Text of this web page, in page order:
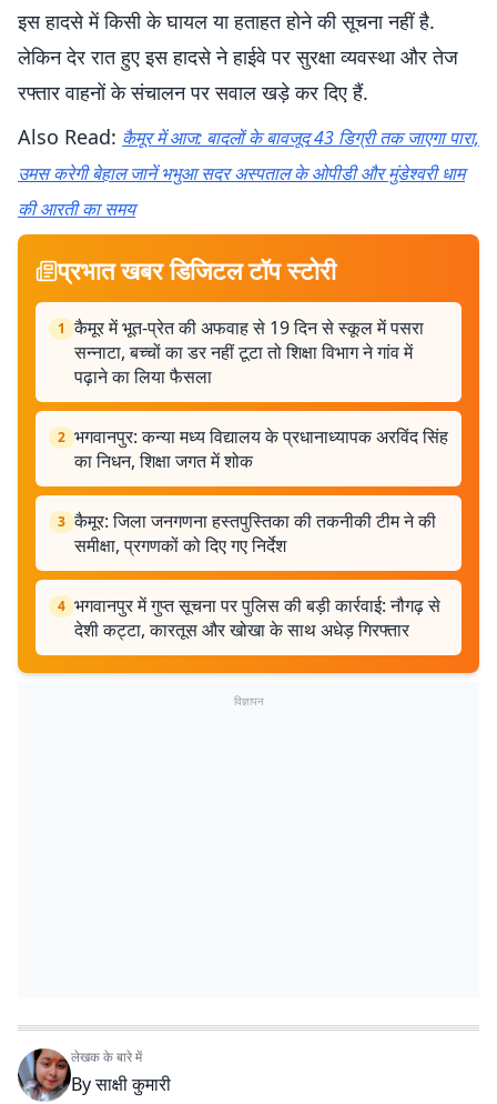
इस हादसे में किसी के घायल या हताहत होने की सूचना नहीं है.
लेकिन देर रात हुए इस हादसे ने हाईवे पर सुरक्षा व्यवस्था और तेज
रफ्तार वाहनों के संचालन पर सवाल खड़े कर दिए हैं.
Also Read: कैमूर में आज: बादलों के बावजूद 43 डिग्री तक जाएगा पारा,
उमस करेगी बेहाल जानें भभुआ सदर अस्पताल के ओपीडी और मुंडेश्वरी धाम
की आरती का समय
प्रभात खबर डिजिटल टॉप स्टोरी
1 कैमूर में भूत-प्रेत की अफवाह से 19 दिन से स्कूल में पसरा
सन्नाटा, बच्चों का डर नहीं टूटा तो शिक्षा विभाग ने गांव में
पढ़ाने का लिया फैसला
2 भगवानपुर: कन्या मध्य विद्यालय के प्रधानाध्यापक अरविंद सिंह
का निधन, शिक्षा जगत में शोक
3 कैमूर: जिला जनगणना हस्तपुस्तिका की तकनीकी टीम ने की
समीक्षा, प्रगणकों को दिए गए निर्देश
4 भगवानपुर में गुप्त सूचना पर पुलिस की बड़ी कार्रवाई: नौगढ़ से
देशी कट्टा, कारतूस और खोखा के साथ अधेड़ गिरफ्तार
विज्ञापन
लेखक के बारे में
Byसाक्षी कुमारी